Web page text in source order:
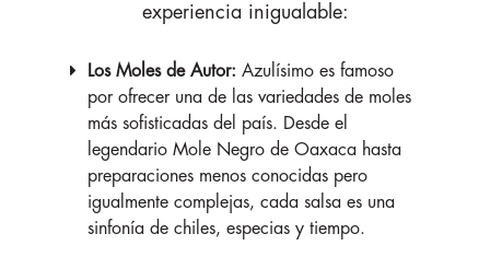
experiencia inigualable:
Los Moles de Autor: Azulísimo es famoso
por ofrecer una de las variedades de moles
más sofisticadas del país. Desde el
legendario Mole Negro de Oaxaca hasta
preparaciones menos conocidas pero
igualmente complejas, cada salsa es una
sinfonía de chiles, especias y tiempo.